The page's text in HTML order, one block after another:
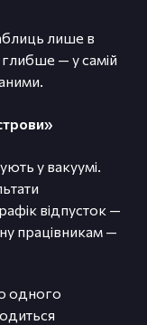
лише в
глибше — у самій
у вакуумі.
відпусток —
працівникам —
одного